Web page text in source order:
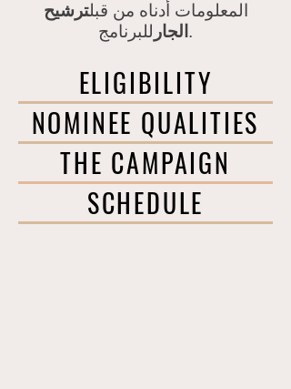
المعلومات أدناه من قبلترشيح
الجار للبرنامج.
ELIGIBILITY
NOMINEE QUALITIES
THE CAMPAIGN
SCHEDULE